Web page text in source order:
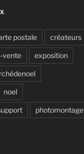
postale créateurs
vente exposition
noel
photomontage